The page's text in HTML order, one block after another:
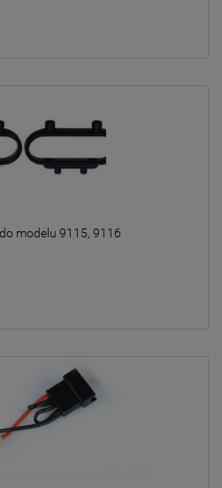
modelu 9115, 9116
oraz
możesz kierować
lub nr